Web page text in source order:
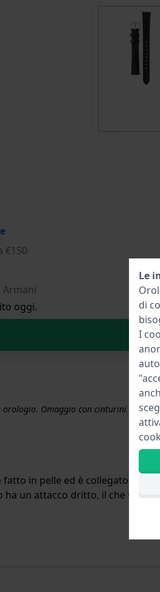
€150
Armani
oggi.
orologio. Omaggio con cinturini
in pelle ed è collegato
ha un attacco dritto, il che
Le
di
I